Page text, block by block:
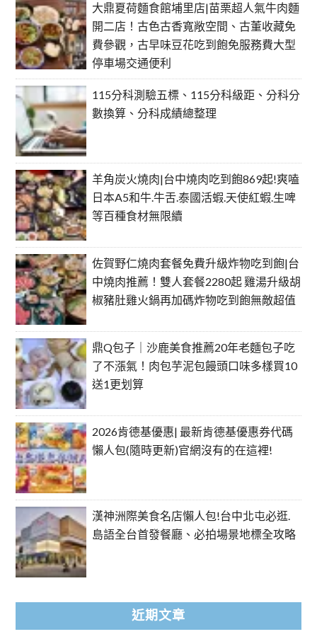
大鼎夏荷麵食館埔里店|苗栗超人氣牛肉麵
開二店！古色古香寬敞空間、古董收藏免
費參觀，古早味豆花吃到飽免服務費大型
停車場交通便利
115分科測驗五標、115分科級距、分科分
數換算、分科成績總整理
羊角炭火燒肉|台中燒肉吃到飽869起!爽嗑
日本A5和牛.牛舌.泰國活蝦.天使紅蝦.生啤
等百種食材無限續
佐賀野仁燒肉套餐免費升級炸物吃到飽|台
中燒肉推薦！雙人套餐2280起 雞湯升級胡
椒豬肚雞火鍋再加碼炸物吃到飽無敵超值
鼎Q包子｜沙鹿美食推薦20年老麵包子吃
了不漲氣！肉包芋泥包饅頭口味多樣買10
送1更划算
2026肯德基優惠| 最新肯德基優惠券代碼
懶人包(隨時更新)官網沒有的在這裡!
漢神洲際美食名店懶人包!台中北屯必逛.
島語全台首發餐廳、必拍場景地標全攻略
近期文章